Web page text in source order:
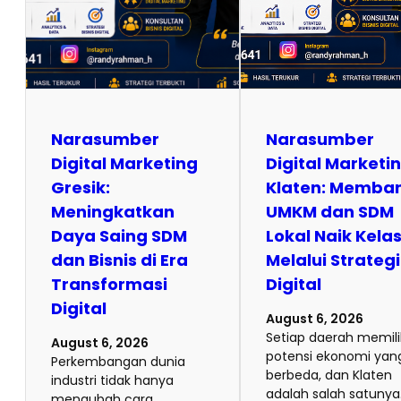
Narasumber
Digital Marketing
Gresik:
Meningkatkan
Daya Saing SDM
dan Bisnis di Era
Transformasi
Digital
August 6, 2026
Perkembangan dunia
industri tidak hanya
Narasumber
Digital
Klaten:
UMKM dan SDM
Lokal Naik Kelas
Melalui Strategi
Digital
August 6, 2026
Setiap daerah
potensi ekonomi
berbeda, dan Klaten
adalah salah satunya.